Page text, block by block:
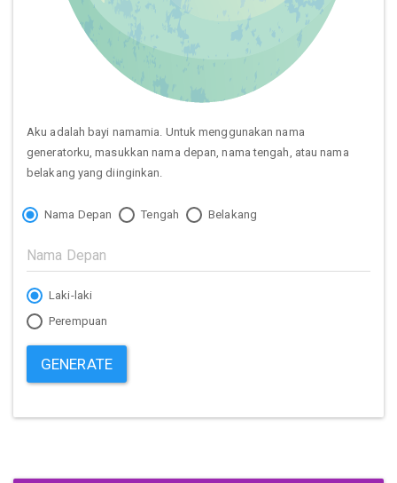
Aku adalah bayi namamia. Untuk menggunakan nama
generatorku, masukkan nama depan, nama tengah, atau nama
belakang yang diinginkan.
Nama Depan Tengah Belakang
Laki-laki
Perempuan
GENERATE